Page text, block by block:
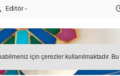
için çerezler kullanılmaktadır.
Editör -